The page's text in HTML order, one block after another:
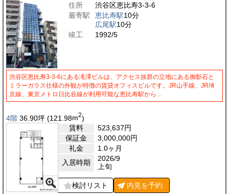
住所
渋谷区恵比寿3-3-6
最寄駅
恵比寿駅10分
広尾駅10分
竣工
1992/5
渋谷区恵比寿3-3-6にある滝澤ビルは、アクセス抜群の立地にある御影石と
ミラーガラス仕様の外観が特徴の賃貸オフィスビルです。JR山手線、JR埼
京線、東京メトロ日比谷線が利用可能な恵比寿駅から…
4階 36.90坪 (121.98m2)
賃料
523,637円
保証金
3,000,000円
礼金
1.0ヶ月
入居時期
2026/9
上旬
検討リスト 内見を予約